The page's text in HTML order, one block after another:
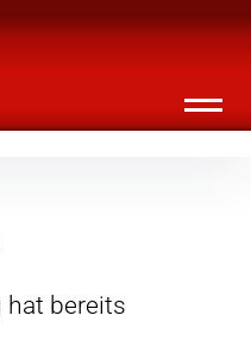
für Leute
hat bereits